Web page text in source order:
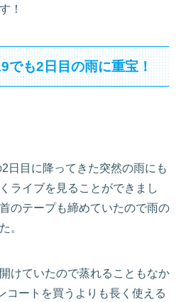
！
でも2日目の雨に重宝！
日目に降ってきた突然の雨にも
ライブを見ることができまし
のテープも締めていたので雨の
。
けていたので蒸れることもなか
コートを買うよりも長く使える